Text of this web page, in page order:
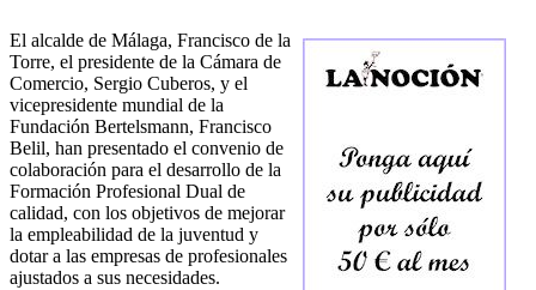
El alcalde de Málaga, Francisco de la
Torre, el presidente de la Cámara de
Comercio, Sergio Cuberos, y el
vicepresidente mundial de la
Fundación Bertelsmann, Francisco
Belil, han presentado el convenio de
colaboración para el desarrollo de la
Formación Profesional Dual de
calidad, con los objetivos de mejorar
la empleabilidad de la juventud y
dotar a las empresas de profesionales
ajustados a sus necesidades.